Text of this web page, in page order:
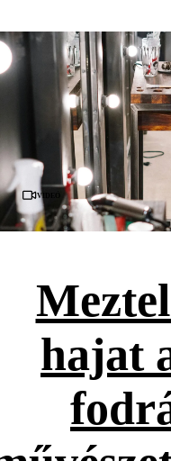
Videó
hajat